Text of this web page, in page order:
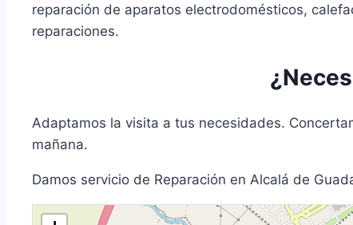
reparación de aparatos electrodomésticos,
reparaciones.
Adaptamos la visita a tus necesidades.
mañana.
Damos servicio de Reparación en Alcalá de